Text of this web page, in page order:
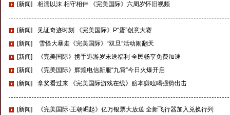
[新闻]
相濡以沫 相守相伴 《完美国际》六周岁怀旧视频
[新闻]
见证奇迹时刻 《完美国际》P“蛋”创意大赛
[新闻]
雪怪大暴走《完美国际》“双旦”活动闹翻天
[新闻]
《完美国际》携手迅游岁末送福利 全民畅享免费加速
[新闻]
《完美国际》辉煌电信新服“九霄”今日火爆开启
[新闻]
拿奖看过来 《完美国际游戏在线》赔本赚吆喝强势出击
[新闻]
《完美国际·王朝崛起》亿万银票大放送 全新飞行器加入兑换行列